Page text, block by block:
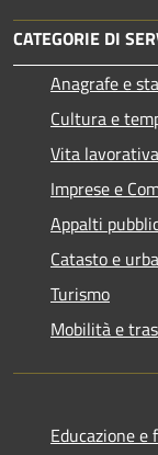
CATEGORIE DI
Anagrafe e
Cultura e
Vita lavorativa
Imprese e
Appalti
Catasto e
Turismo
Mobilità e
Educazione e